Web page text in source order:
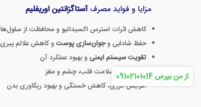
مزایا و فواید مصرفآستاگزانتین اوریفلیم
کاهش اثرات استرس اکسیداتیو و محافظت از سلول‌ها
حفظ شادابی وجوان‌سازی پوست و کاهش علائم پیری
تقویت سیستم ایمنی و بهبود عملکرد آن
پشتیبانی از سلامت قلب، چشم و مغز
افزایش انرژی، کاهش خستگی و بهبود ریکاوری بدن
از من بپرس 09102101014